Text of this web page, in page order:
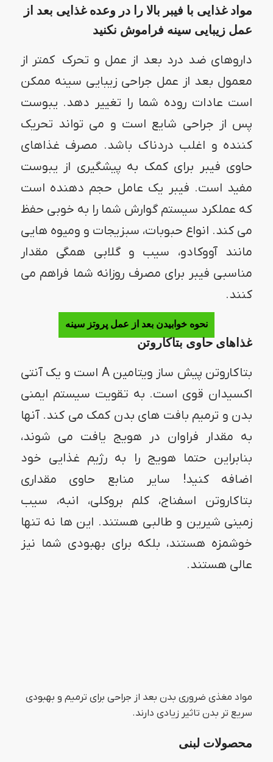
مواد غذایی با فیبر بالا را در وعده غذایی بعد از
عمل زیبایی سینه فراموش نکنید
داروهای ضد درد بعد از عمل و تحرک کمتر از
معمول بعد از عمل جراحی زیبایی سینه ممکن
است عادات روده شما را تغییر دهد. یبوست
پس از جراحی شایع است و می تواند تحریک
کننده و اغلب دردناک باشد. مصرف غذاهای
حاوی فیبر برای کمک به پیشگیری از یبوست
مفید است. فیبر یک عامل حجم دهنده است
که عملکرد سیستم گوارش شما را به خوبی حفظ
می کند. انواع حبوبات، سبزیجات و ومیوه هایی
مانند آووکادو، سیب و گلابی همگی مقدار
مناسبی فیبر برای مصرف روزانه شما فراهم می
کنند.
نحوه خوابیدن بعد از عمل پروتز سینه
غذاهای حاوی بتاکاروتن
بتاکاروتن پیش ساز ویتامین A است و یک آنتی
اکسیدان قوی است. به تقویت سیستم ایمنی
بدن و ترمیم بافت های بدن کمک می کند. آنها
به مقدار فراوان در هویج یافت می شوند،
بنابراین حتما هویج را به رژیم غذایی خود
اضافه کنید! سایر منابع حاوی مقداری
بتاکاروتن اسفناج، کلم بروکلی، انبه، سیب
زمینی شیرین و طالبی هستند. این ها نه تنها
خوشمزه هستند، بلکه برای بهبودی شما نیز
عالی هستند.
مواد مغذی ضروری بدن بعد از جراحی برای ترمیم و بهبودی
سریع تر بدن تاثیر زیادی دارند.
محصولات لبنی